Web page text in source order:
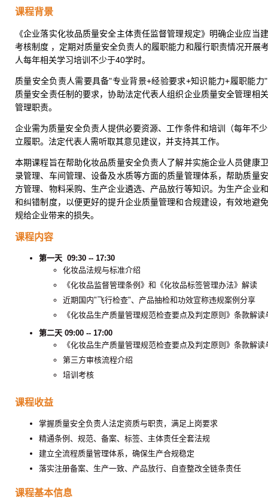
课程背景
《企业落实化妆品质量安全主体责任监督管理规定》明确企业应当
考核制度 ，定期对质量安全负责人的履职能力和履行职责情况开展
人每年相关学习培训不少于40学时。
质量安全负责人需要具备"专业背景+经验要求+知识能力+履职能力
质量安全责任制的要求，协助法定代表人组织企业质量安全管理相
管理职责。
企业需为质量安全负责人提供必要资源、工作条件和培训（每年不
立履职。法定代表人需听取其意见建议，并支持其工作。
本期课程旨在帮助化妆品质量安全负责人了解并实施企业人员健康
录管理、车间管理、设备及水质等方面的质量管理体系，帮助质量
方管理、物料采购、生产企业遴选、产品放行等知识。为生产企业
和纠错制度，以便更好的提升企业质量管理和合规建设，有效地避
规给企业带来的损失。
课程内容
第一天 09:30 -- 17:30
化妆品法规与标准介绍
《化妆品监督管理条例》和《化妆品标签管理办法》解读
近期国内"飞行检查"、产品抽检和功效宣称违规案例分享
《化妆品生产质量管理规范检查要点及判定原则》条款解读
第二天 09:00 -- 17:00
《化妆品生产质量管理规范检查要点及判定原则》条款解读
第三方审核流程介绍
培训考核
课程收益
掌握质量安全负责人法定资质与职责，满足上岗要求
精通条例、规范、备案、标签、主体责任全套法规
建立全流程质量管理体系，确保生产合规稳定
落实注册备案、生产一致、产品放行、自查整改全链条责任
课程基本信息